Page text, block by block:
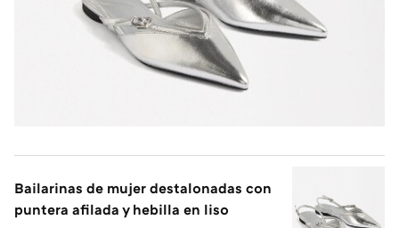
Bailarinas de mujer destalonadas con
puntera afilada y hebilla en liso